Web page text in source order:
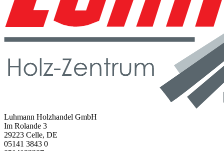
Luhmann Holzhandel GmbH
Im Rolande 3
29223 Celle, DE
05141 3843 0